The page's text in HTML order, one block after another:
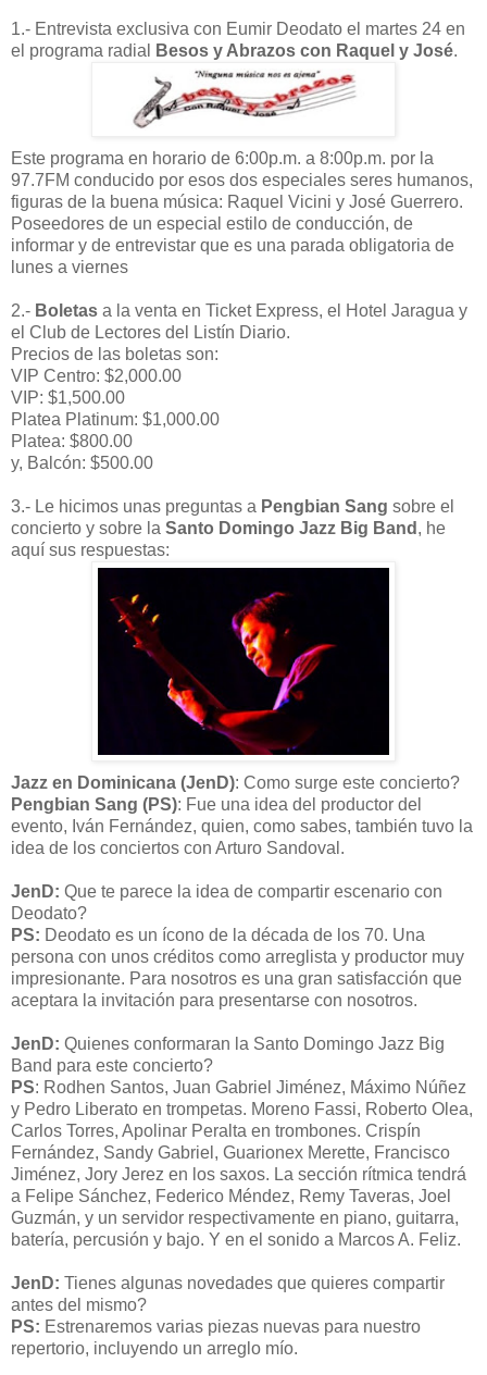
1.- Entrevista exclusiva con Eumir Deodato el martes 24 en
el programa radial
Besos y Abrazos con Raquel y José.
Este programa en horario de 6:00p.m. a 8:00p.m. por la
97.7FM conducido por esos dos especiales seres humanos,
figuras de la buena música: Raquel Vicini y José Guerrero.
Poseedores de un especial estilo de conducción, de
informar y de entrevistar que es una parada obligatoria de
lunes a viernes
2.- Boletas a la venta en Ticket Express, el Hotel Jaragua y
el Club de Lectores del Listín Diario.
Precios de las boletas son:
VIP Centro: $2,000.00
VIP: $1,500.00
Platea Platinum: $1,000.00
Platea: $800.00
y, Balcón: $500.00
3.- Le hicimos unas preguntas a Pengbian Sang sobre el
concierto y sobre la Santo Domingo Jazz Big Band , he
aquí sus respuestas:
Jazz en Dominicana (JenD): Como surge este concierto?
Pengbian Sang (PS): Fue una idea del productor del
evento, Iván Fernández, quien, como sabes, también tuvo la
idea de los conciertos con Arturo Sandoval.
JenD: Que te parece la idea de compartir escenario con
Deodato?
PS: Deodato es un ícono de la década de los 70. Una
persona con unos créditos como arreglista y productor muy
impresionante. Para nosotros es una gran satisfacción que
aceptara la invitación para presentarse con nosotros.
JenD: Quienes conformaran la Santo Domingo Jazz Big
Band para este concierto?
PS: Rodhen Santos, Juan Gabriel Jiménez, Máximo Núñez
y Pedro Liberato en trompetas. Moreno Fassi, Roberto Olea,
Carlos Torres, Apolinar Peralta en trombones. Crispín
Fernández, Sandy Gabriel, Guarionex Merette, Francisco
Jiménez, Jory Jerez en los saxos. La sección rítmica tendrá
a Felipe Sánchez, Federico Méndez, Remy Taveras, Joel
Guzmán, y un servidor respectivamente en piano, guitarra,
batería, percusión y bajo. Y en el sonido a Marcos A. Feliz.
JenD: Tienes algunas novedades que quieres compartir
antes del mismo?
PS: Estrenaremos varias piezas nuevas para nuestro
repertorio, incluyendo un arreglo mío.